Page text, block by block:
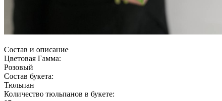
Состав и описание
Цветовая Гамма:
Розовый
Состав букета:
Тюльпан
Количество тюльпанов в букете: